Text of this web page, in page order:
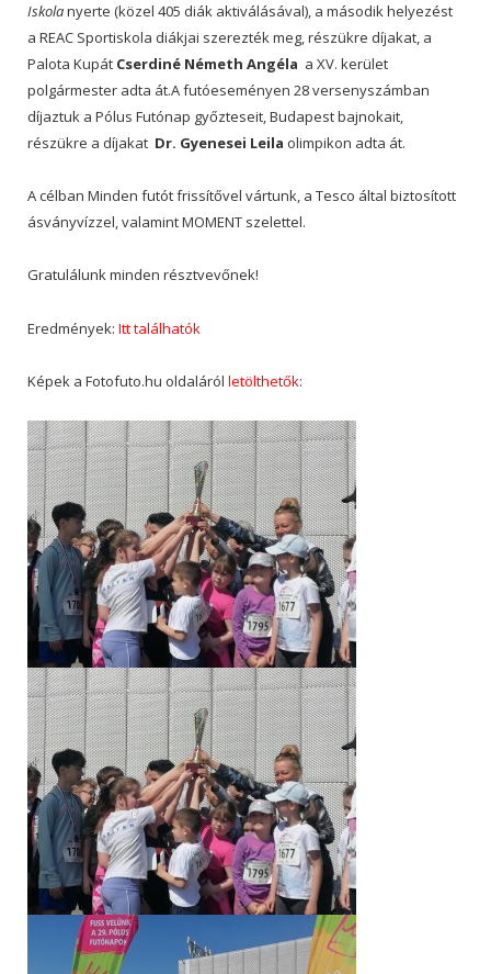
Iskolanyerte (közel 405 diák aktiválásával), a második helyezést
a REAC Sportiskola diákjai szerezték meg, részükre díjakat, a
Palota Kupát Cserdiné Németh Angéla a XV. kerület
polgármester adta át.A futóeseményen 28 versenyszámban
díjaztuk a Pólus Futónap győzteseit, Budapest bajnokait,
részükre a díjakat Dr. Gyenesei Leila olimpikon adta át.
A célban Minden futót frissítővel vártunk, a Tesco által biztosított
ásványvízzel, valamint MOMENT szelettel.
Gratulálunk minden résztvevőnek!
Eredmények: Itt találhatók
Képek a Fotofuto.hu oldaláról letölthetők: